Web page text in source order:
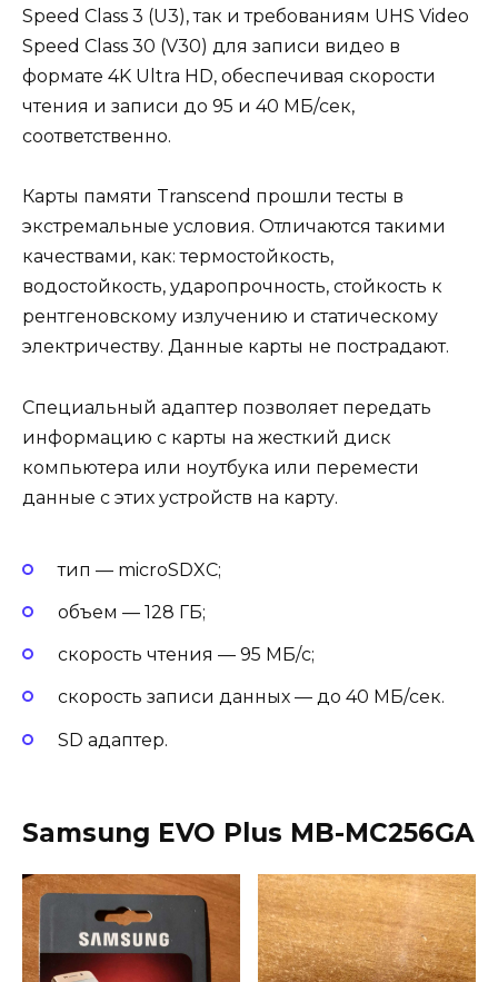
Speed Class 3 (U3), так и требованиям UHS Video
Speed Class 30 (V30) для записи видео в
формате 4K Ultra HD, обеспечивая скорости
чтения и записи до 95 и 40 МБ/сек,
соответственно.
Карты памяти Transcend прошли тесты в
экстремальные условия. Отличаются такими
качествами, как: термостойкость,
водостойкость, ударопрочность, стойкость к
рентгеновскому излучению и статическому
электричеству. Данные карты не пострадают.
Специальный адаптер позволяет передать
информацию с карты на жесткий диск
компьютера или ноутбука или перемести
данные с этих устройств на карту.
тип — microSDXC;
объем — 128 ГБ;
скорость чтения — 95 МБ/с;
скорость записи данных — до 40 МБ/сек.
SD адаптер.
Samsung EVO Plus MB-MC256GA